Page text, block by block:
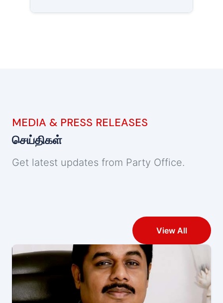
MEDIA & PRESS RELEASES
செய்திகள்
Get latest updates from Party Office.
View All